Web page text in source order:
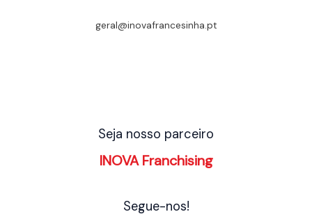
geral@inovafrancesinha.pt
Seja nosso parceiro
INOVA Franchising
Segue-nos!